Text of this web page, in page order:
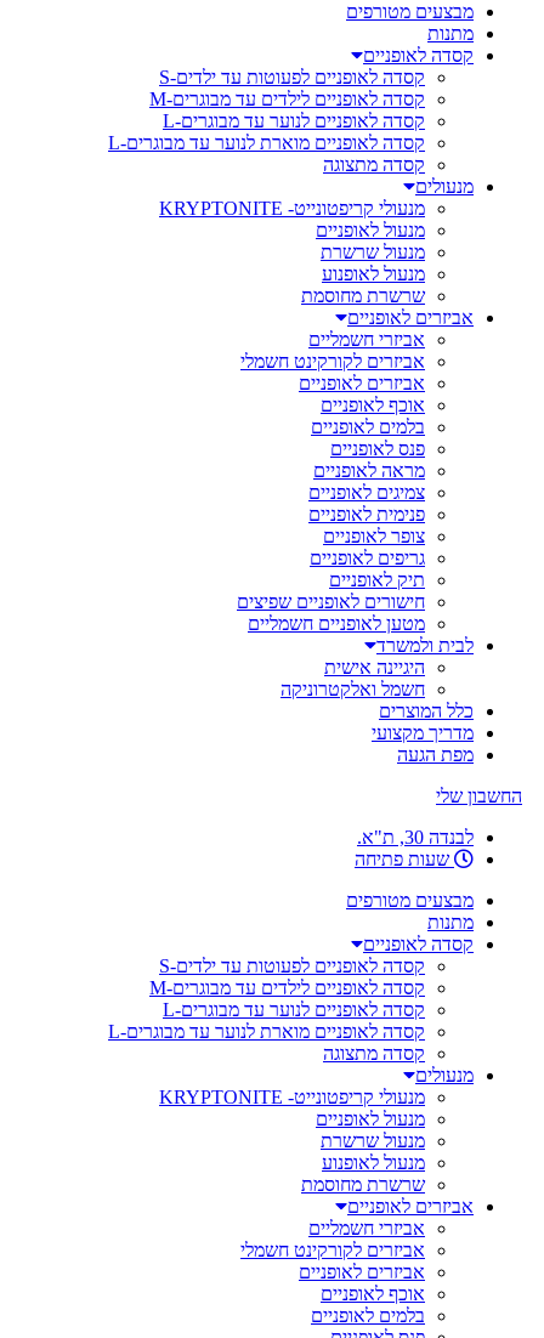
מבצעים מטורפים
מתנות
קסדה לאופניים
קסדה לאופניים לפעוטות עד ילדים-S
קסדה לאופניים לילדים עד מבוגרים-M
קסדה לאופניים לנוער עד מבוגרים-L
קסדה לאופניים מוארת לנוער עד מבוגרים-L
קסדה מתצוגה
מנעולים
מנעולי קריפטונייט- KRYPTONITE
מנעול לאופניים
מנעול שרשרת
מנעול לאופנוע
שרשרת מחוסמת
אביזרים לאופניים
אביזרי חשמליים
אביזרים לקורקינט חשמלי
אביזרים לאופניים
אוכף לאופניים
בלמים לאופניים
פנס לאופניים
מראה לאופניים
צמיגים לאופניים
פנימית לאופניים
צופר לאופניים
גריפים לאופניים
תיק לאופניים
חישורים לאופניים שפיצים
מטען לאופניים חשמליים
לבית ולמשרד
היגיינה אישית
חשמל ואלקטרוניקה
כלל המוצרים
מדריך מקצועי
מפת הגעה
החשבון שלי
לבנדה 30, ת"א.
שעות פתיחה
מבצעים מטורפים
מתנות
קסדה לאופניים
קסדה לאופניים לפעוטות עד ילדים-S
קסדה לאופניים לילדים עד מבוגרים-M
קסדה לאופניים לנוער עד מבוגרים-L
קסדה לאופניים מוארת לנוער עד מבוגרים-L
קסדה מתצוגה
מנעולים
מנעולי קריפטונייט- KRYPTONITE
מנעול לאופניים
מנעול שרשרת
מנעול לאופנוע
שרשרת מחוסמת
אביזרים לאופניים
אביזרי חשמליים
אביזרים לקורקינט חשמלי
אביזרים לאופניים
אוכף לאופניים
בלמים לאופניים